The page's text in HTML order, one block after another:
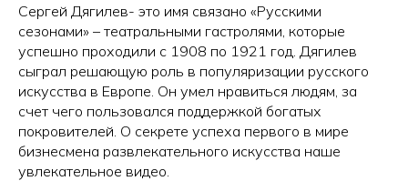
Сергей Дягилев- это имя связано «Русскими
сезонами» – театральными гастролями, которые
успешно проходили с 1908 по 1921 год. Дягилев
сыграл решающую роль в популяризации русского
искусства в Европе. Он умел нравиться людям, за
счет чего пользовался поддержкой богатых
покровителей. О секрете успеха первого в мире
бизнесмена развлекательного искусства наше
увлекательное видео.